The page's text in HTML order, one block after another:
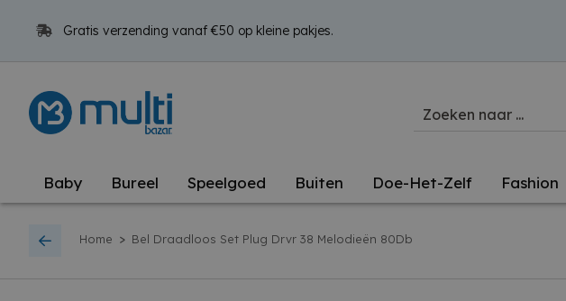
Gratis verzending vanaf €50 op kleine pakjes.
Baby Bureel Speelgoed Buiten Doe-Het-Zelf Fashion
Home > Bel Draadloos Set Plug Drvr 38 Melodieën 80Db